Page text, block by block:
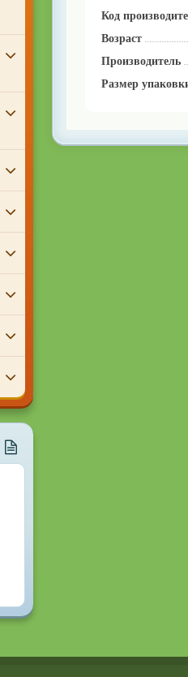
Код
Возраст
Производитель
Размер